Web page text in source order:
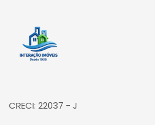
Página inicial
CRECI: 22037 - J